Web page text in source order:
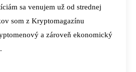
sa venujem už od strednej
som z Kryptomagazínu
a zároveň ekonomický